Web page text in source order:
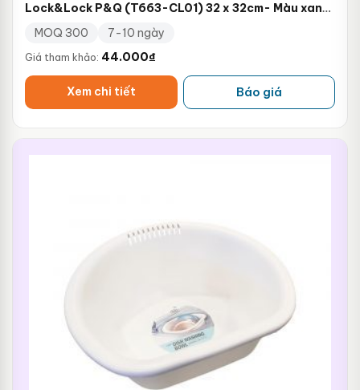
Lock&Lock P&Q (T663-CL01) 32 x 32cm- Màu xanh
MOQ 300 7-10 ngày
Giá tham khảo: 44.000₫
Xem chi tiết Báo giá